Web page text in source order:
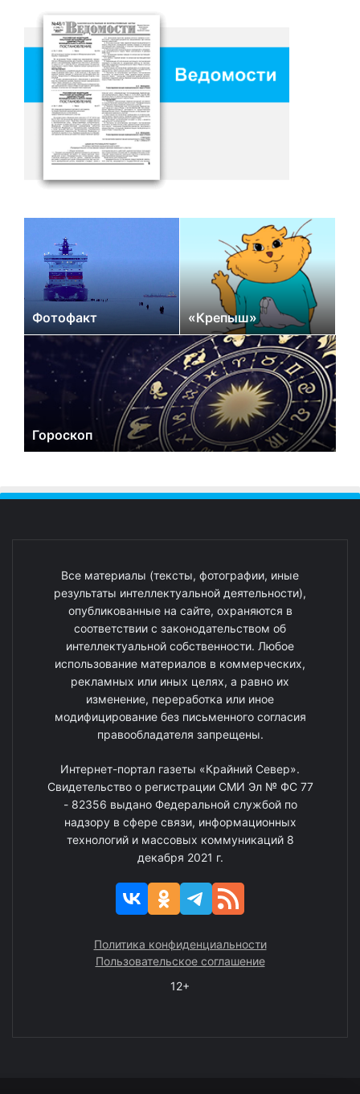
Фотофакт «Крепыш»
Гороскоп
Все материалы (тексты, фотографии, иные
результаты интеллектуальной деятельности),
опубликованные на сайте, охраняются в
соответствии с законодательством об
интеллектуальной собственности. Любое
использование материалов в коммерческих,
рекламных или иных целях, а равно их
изменение, переработка или иное
модифицирование без письменного согласия
правообладателя запрещены.
Интернет-портал газеты «Крайний Север».
Свидетельство о регистрации СМИ Эл № ФС 77
- 82356 выдано Федеральной службой по
надзору в сфере связи, информационных
технологий и массовых коммуникаций 8
декабря 2021 г.
Политика конфиденциальности
Пользовательское соглашение
12+